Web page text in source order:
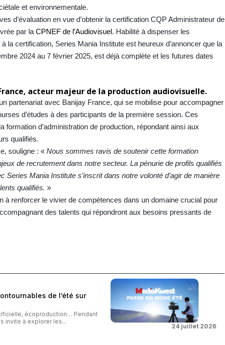
et environnementale.
d’évaluation en vue d’obtenir la certification CQP Administrateur de
par laCPNEF de l’Audiovisuel. Habilité à dispenser les
la certification, Series Mania Institute est heureux d’annoncer que la
2024 au 7 février 2025, est déjà complète et les futures dates
acteur majeur de la production audiovisuelle.
partenariat avec Banijay France, qui se mobilise pour accompagner
d’études à des participants de la première session. Ces
formation d’administration de production, répondant ainsi aux
qualifiés.
souligne : «Nous sommes ravis de soutenir cette formation
de recrutement dans notre secteur. La pénurie de profils qualifiés
Series Mania Institute s’inscrit dans notre volonté d’agir de manière
qualifiés.»
à renforcer le vivier de compétences dans un domaine crucial pour
des talents qui répondront aux besoins pressants de
de l’été sur
écoproduction… Pendant
invite à explorer les...
24 juillet 2026